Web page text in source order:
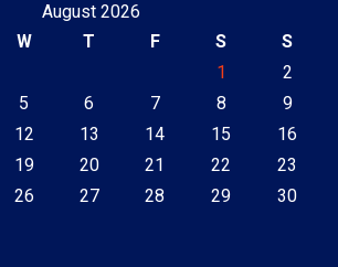
August 2026
W T F S
S
1
2
5 6 7 8
9
12 13 14 15
16
19 20 21 22
23
26 27 28 29
30